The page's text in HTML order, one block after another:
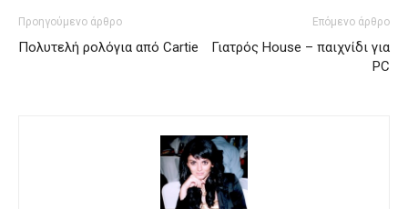
Προηγούμενο άρθρο
Πολυτελή ρολόγια από Cartie
Επόμενο άρθρο
Γιατρός House – παιχνίδι για
PC